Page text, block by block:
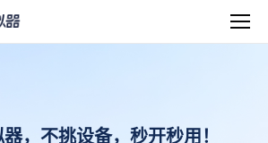
，不挑设备，秒开秒用！